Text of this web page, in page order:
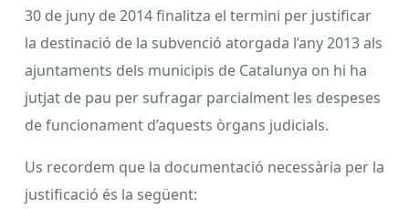
30 de juny de 2014 finalitza el termini per justificar
la destinació de la subvenció atorgada l’any 2013 als
ajuntaments dels municipis de Catalunya on hi ha
jutjat de pau per sufragar parcialment les despeses
de funcionament d’aquests òrgans judicials.
Us recordem que la documentació necessària per la
justificació és la següent: